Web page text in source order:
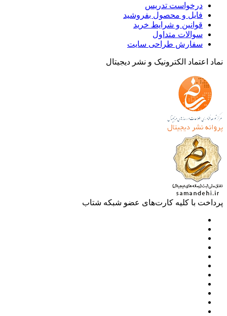
درخواست تدریس
فایل و محصول بفروشید
قوانین و شرایط خرید
سوالات متداول
سفارش طراحی سایت
اعتماد الکترونیک و نشر دیجیتال
با کلیه کارت‌های عضو شبکه شتاب